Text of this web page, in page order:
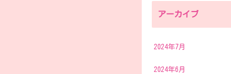
アーカイブ
2024年7月
2024年6月